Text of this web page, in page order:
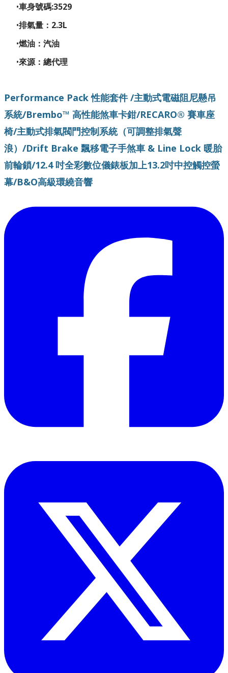
車身號碼:3529
排氣量：2.3L
燃油：汽油
來源：總代理
Performance Pack 性能套件 /主動式電磁阻尼懸吊
系統/Brembo™ 高性能煞車卡鉗/RECARO® 賽車座
椅/主動式排氣閥門控制系統（可調整排氣聲
浪）/Drift Brake 飄移電子手煞車 & Line Lock 暖胎
前輪鎖/12.4 吋全彩數位儀錶板加上13.2吋中控觸控螢
幕/B&O高級環繞音響